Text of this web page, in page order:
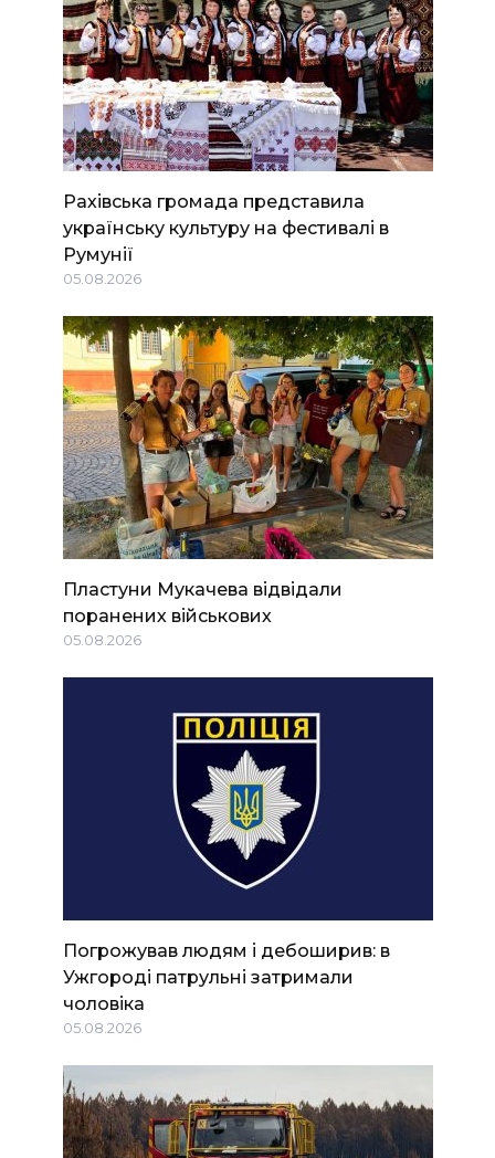
Рахівська громада представила
українську культуру на фестивалі в
Румунії
05.08.2026
Пластуни Мукачева відвідали
поранених військових
05.08.2026
Погрожував людям і дебоширив: в
Ужгороді патрульні затримали
чоловіка
05.08.2026